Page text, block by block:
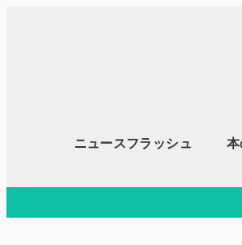
移
ニュースフラッシュ